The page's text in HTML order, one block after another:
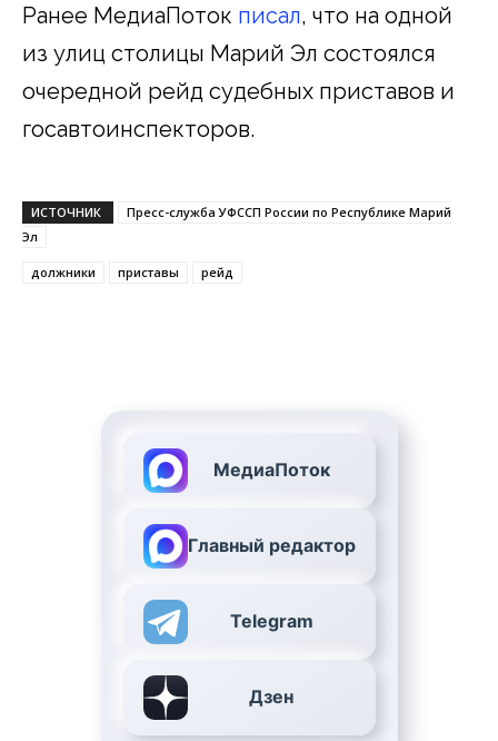
Ранее МедиаПоток писал, что на одной
из улиц столицы Марий Эл состоялся
очередной рейд судебных приставов и
госавтоинспекторов.
ИСТОЧНИК
Пресс-служба УФССП России по Республике Марий
Эл
должники приставы рейд
МедиаПоток
Главный редактор
Telegram
Дзен